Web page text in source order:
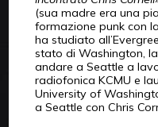
(sua madre era una
formazione punk con
ha studiato
stato di Washington,
andare a Seattle a
radiofonica KCMU e
University of
a Seattle con Chris